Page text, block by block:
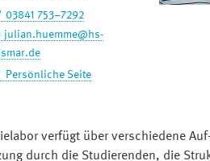
03841 753–7292
julian.huemme@hs-
Persönliche Seite
verfügt über verschiedene
durch die Studierenden, die